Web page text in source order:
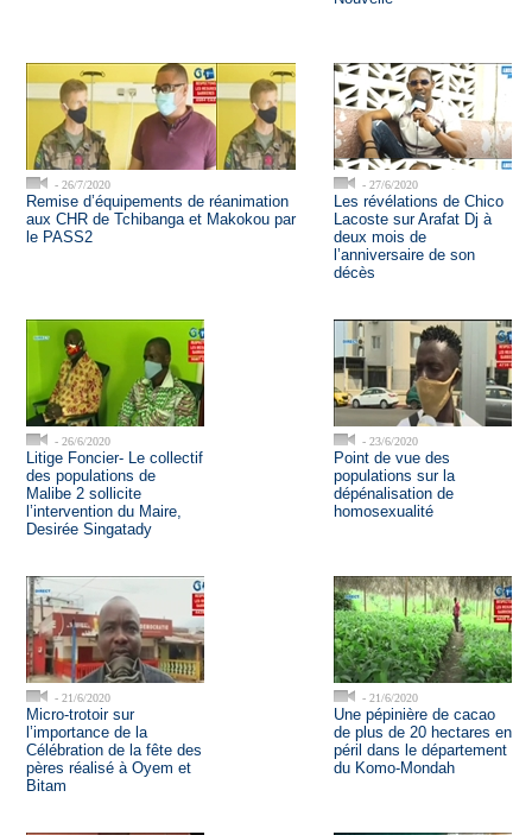
- 26/7/2020
Remise d’équipements de réanimation
aux CHR de Tchibanga et Makokou par
le PASS2
- 27/6/2020
Les révélations de Chico
Lacoste sur Arafat Dj à
deux mois de
l’anniversaire de son
décès
- 26/6/2020
Litige Foncier- Le collectif
des populations de
Malibe 2 sollicite
l’intervention du Maire,
Desirée Singatady
- 23/6/2020
Point de vue des
populations sur la
dépénalisation de
homosexualité
- 21/6/2020
Micro-trotoir sur
l’importance de la
Célébration de la fête des
pères réalisé à Oyem et
Bitam
- 21/6/2020
Une pépinière de cacao
de plus de 20 hectares en
péril dans le département
du Komo-Mondah